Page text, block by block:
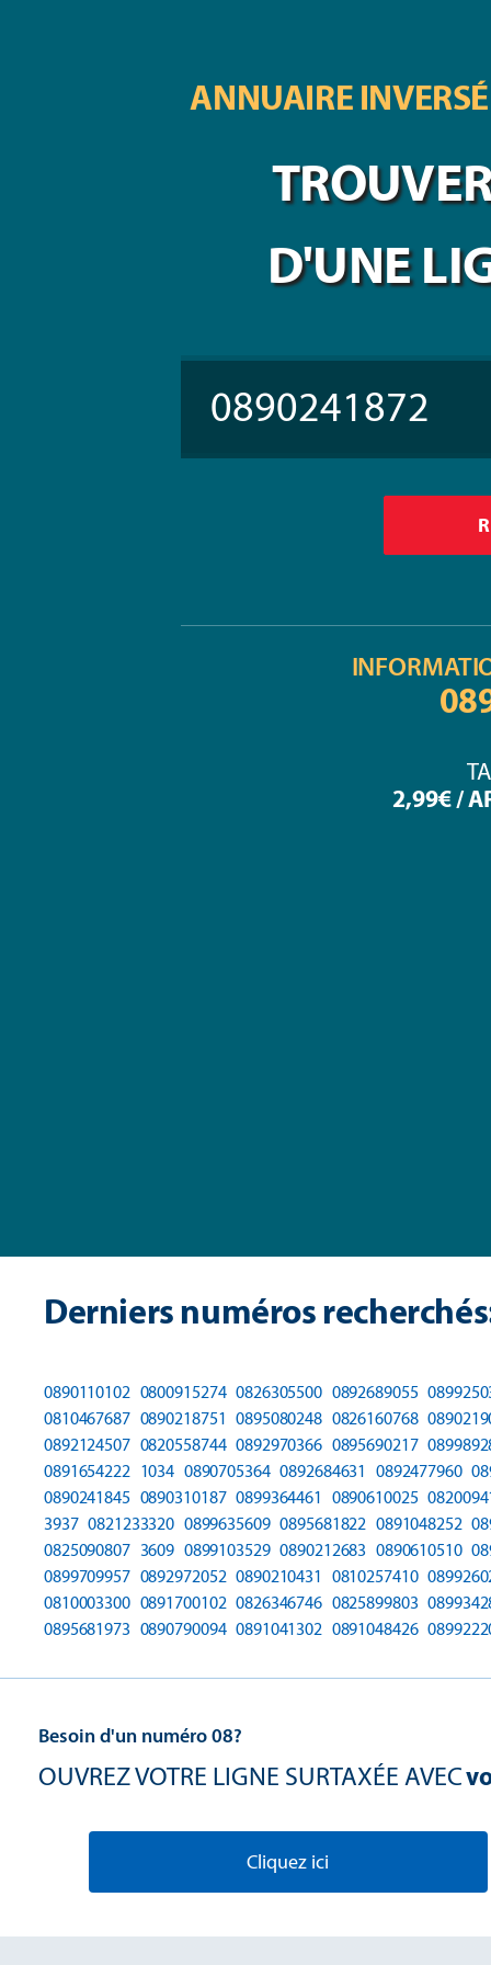
ANNUAIRE
D'UNE
2,99€ /
Derniers numéros
0890110102 0800915274 0826305500 0892689055
0810467687 0890218751 0895080248 0826160768
0892124507 0820558744 0892970366 0895690217
0891654222 1034 0890705364 0892684631 0892477960
0890241845 0890310187 0899364461 0890610025
3937 0821233320 0899635609 0895681822 0891048252
0825090807 3609 0899103529 0890212683 0890610510
0899709957 0892972052 0890210431 0810257410
0810003300 0891700102 0826346746 0825899803
0895681973 0890790094 0891041302 0891048426
Besoin d'un numéro 08?
OUVREZ VOTRE LIGNE SURTAXÉE AVEC
Cliquez ici